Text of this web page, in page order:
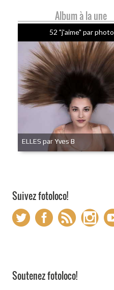
Album à la une
52 "j'aime" par photo
ELLES par Yves B
Suivez fotoloco!
Soutenez fotoloco!